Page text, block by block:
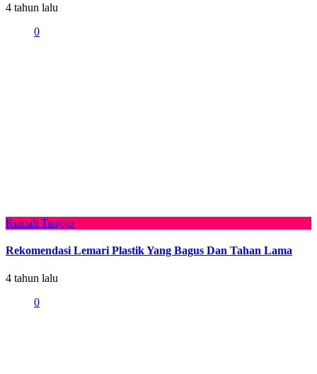
4 tahun lalu
0
Rumah Tangga
Rekomendasi Lemari Plastik Yang Bagus Dan Tahan Lama
4 tahun lalu
0